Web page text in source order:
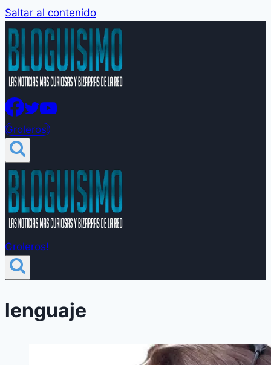
Saltar al contenido
Groleros!
Groleros!
lenguaje